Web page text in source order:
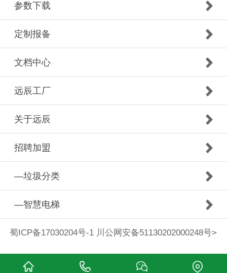
参数下载
定制报备
文档中心
远辰工厂
关于远辰
招聘加盟
—垃圾分类
—智慧电梯
蜀ICP备17030204号-1 川公网安备51130202000248号>